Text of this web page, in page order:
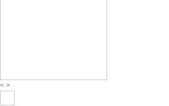
< >